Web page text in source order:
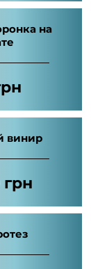
на
винир
грн